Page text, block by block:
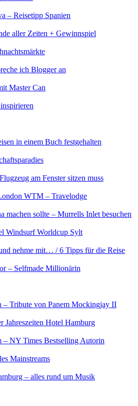
– Reisetipp Spanien
aller Zeiten + Gewinnspiel
ich Blogger an
Master Can
in einem Buch festgehalten
am Fenster sitzen muss
WTM – Travelodge
machen sollte – Murrells Inlet besuchen
Windsurf Worldcup Sylt
nehme mit… / 6 Tipps für die Reise
– Selfmade Millionärin
– Tribute von Panem Mockingjay II
Jahreszeiten Hotel Hamburg
NY Times Bestselling Autorin
Mainstreams
– alles rund um Musik